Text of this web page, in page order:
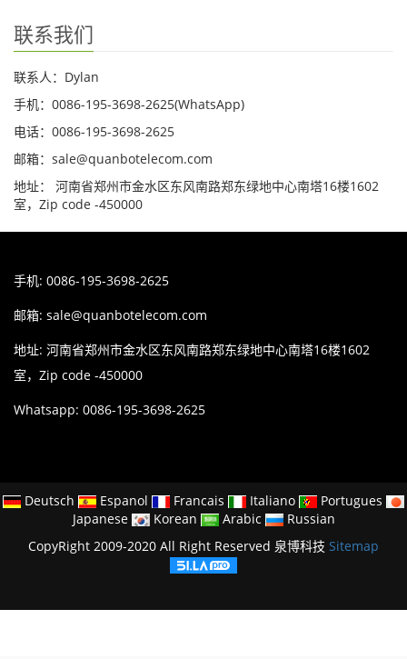
联系我们
联系人：Dylan
手机：0086-195-3698-2625(WhatsApp)
电话：0086-195-3698-2625
邮箱：sale@quanbotelecom.com
地址： 河南省郑州市金水区东风南路郑东绿地中心南塔16楼1602
室，Zip code -450000
手机: 0086-195-3698-2625
邮箱: sale@quanbotelecom.com
地址: 河南省郑州市金水区东风南路郑东绿地中心南塔16楼1602
室，Zip code -450000
Whatsapp: 0086-195-3698-2625
Deutsch Espanol Francais Italiano
Portugues
Japanese
Korean Arabic
Russian
CopyRight 2009-2020 All Right Reserved 泉博科技 Sitemap